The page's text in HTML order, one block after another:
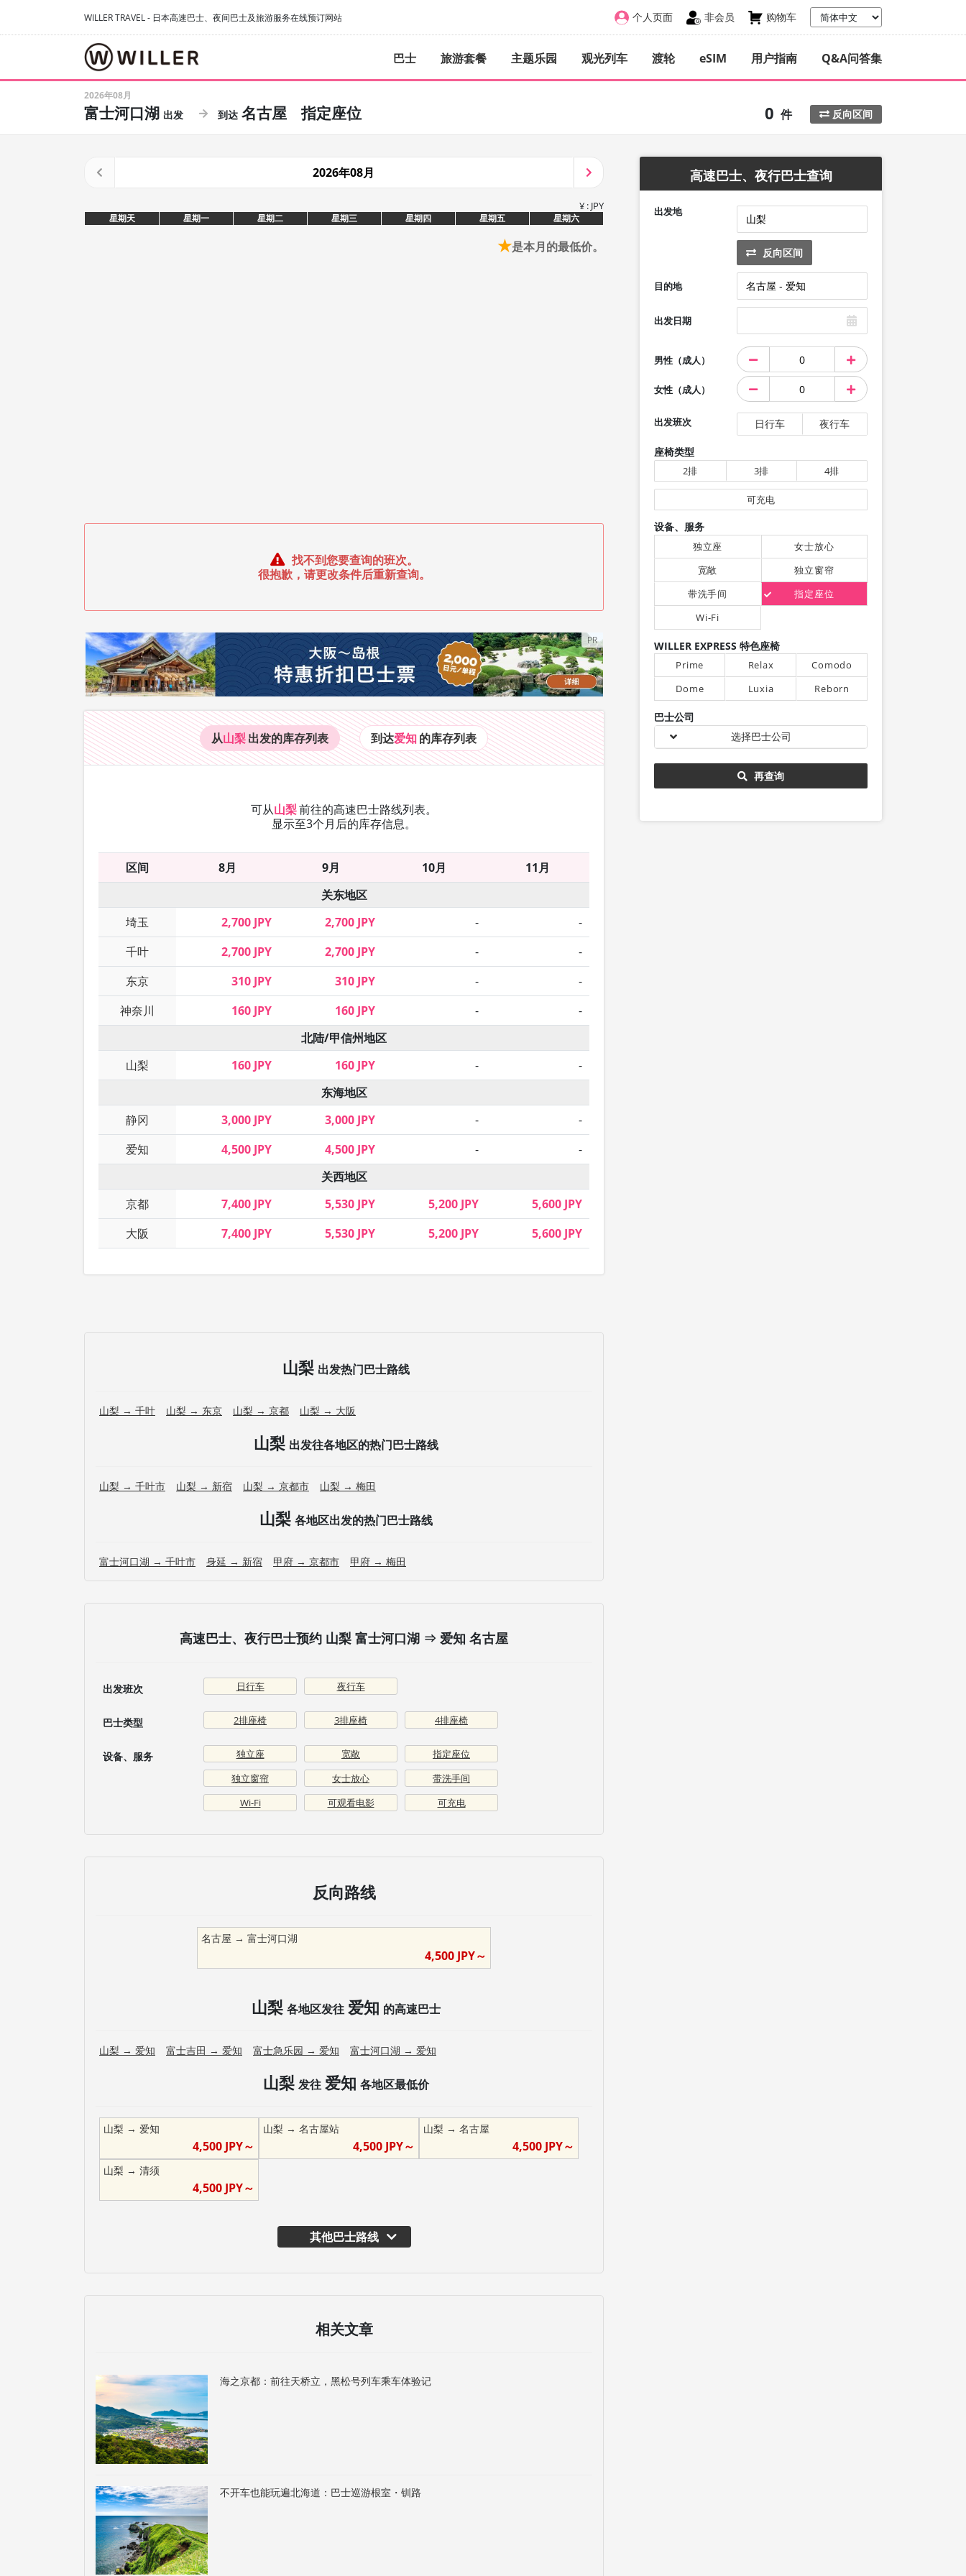
WILLER TRAVEL - 日本高速巴士、夜间巴士及旅游服务在线预订网站 个人页面 非会员 购物车
巴士 旅游套餐 主题乐园 观光列车 渡轮 eSIM 用户指南 Q&A问答集
2026年08月
富士河口湖 名古屋 指定座位 0 件 反向区间
2026年08月
¥ : JPY
星期天 星期一 星期二 星期三 星期四 星期五 星期六
★是本月的最低价。
找不到您要查询的班次。
很抱歉，请更改条件后重新查询。
PR
从山梨出发的库存列表 到达爱知的库存列表
可从山梨前往的高速巴士路线列表。
显示至3个月后的库存信息。
区间 8月 9月 10月
11月
关东地区
埼玉
2,700 JPY 2,700 JPY -
-
千叶
2,700 JPY 2,700 JPY -
-
东京
310 JPY 310 JPY -
-
神奈川
160 JPY 160 JPY -
-
北陆/甲信州地区
山梨
160 JPY 160 JPY -
-
东海地区
静冈
3,000 JPY 3,000 JPY -
-
爱知
4,500 JPY 4,500 JPY -
-
关西地区
京都
7,400 JPY 5,530 JPY 5,200 JPY
5,600 JPY
大阪
7,400 JPY 5,530 JPY 5,200 JPY 5,600 JPY
山梨 出发热门巴士路线
山梨 → 千叶 山梨 → 东京 山梨 → 京都 山梨 → 大阪
山梨 出发往各地区的热门巴士路线
山梨 → 千叶市 山梨 → 新宿 山梨 → 京都市 山梨 → 梅田
山梨 各地区出发的热门巴士路线
富士河口湖 → 千叶市 身延 → 新宿 甲府 → 京都市 甲府 → 梅田
高速巴士、夜行巴士预约 山梨 富士河口湖 ⇒ 爱知 名古屋
出发班次 日行车 夜行车
巴士类型 2排座椅 3排座椅 4排座椅
设备、服务 独立座 宽敞
指定座位
独立窗帘
女士放心
带洗手间
Wi-Fi
可观看电影 可充电
反向路线
名古屋 →富士河口湖
4,500 JPY～
山梨 各地区发往 爱知 的高速巴士
山梨 → 爱知 富士吉田 → 爱知 富士急乐园 → 爱知 富士河口湖 → 爱知
山梨 发往 爱知 各地区最低价
山梨 → 爱知
4,500 JPY～
山梨 →名古屋站
4,500JPY～
山梨 → 名古屋
4,500 JPY～
山梨 → 清须
4,500 JPY～
其他巴士路线
相关文章
海之京都：前往天桥立，黑松号列车乘车体验记
不开车也能玩遍北海道：巴士巡游根室・钏路
高速巴士、夜行巴士查询
出发地
反向区间
目的地
出发日期
男性（成人）
女性（成人）
出发班次 日行车 夜行车
座椅类型
2排 3排 4排
可充电
设备、服务
独立座
女士放心
宽敞
独立窗帘
带洗手间
指定座位
Wi-Fi
WILLER EXPRESS 特色座椅
Prime Relax
Comodo
Dome
Luxia Reborn
巴士公司
选择巴士公司
再查询